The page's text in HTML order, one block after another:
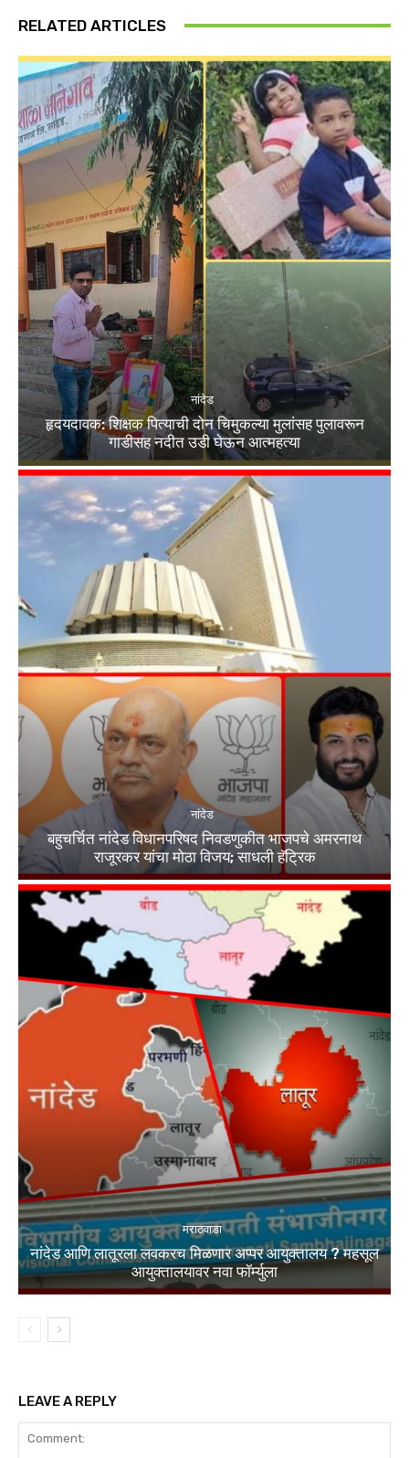
RELATED ARTICLES
नांदेड
हृदयदावक: शिक्षक पित्याची दोन चिमुकल्या मुलांसह पुलावरून
गाडीसह नदीत उडी घेऊन आत्महत्या
नांदेड
बहुचर्चित नांदेड विधानपरिषद निवडणुकीत भाजपचे अमरनाथ
राजूरकर यांचा मोठा विजय; साधली हॅट्रिक
मराठवाडा
नांदेड आणि लातूरला लवकरच मिळणार अप्पर आयुक्तालय ? महसूल
आयुक्तालयावर नवा फॉर्म्युला
LEAVE A REPLY